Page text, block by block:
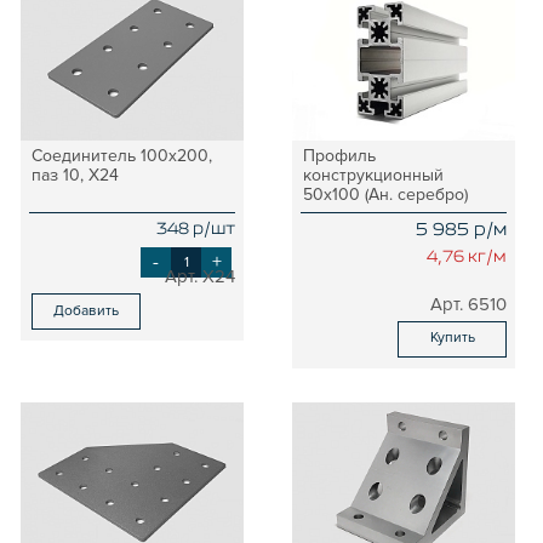
Соединитель 100х200,
паз 10, X24
348 р/шт
- +
X24
Добавить
Профиль
конструкционный
50х100 (Ан. серебро)
5 985 р/м
4,76 кг/м
6510
Купить